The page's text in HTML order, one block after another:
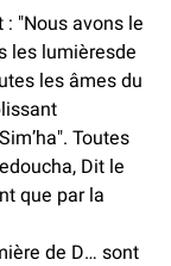
"Nous avons le
les lumièresde
les âmes du
Toutes
Dit le
que par la